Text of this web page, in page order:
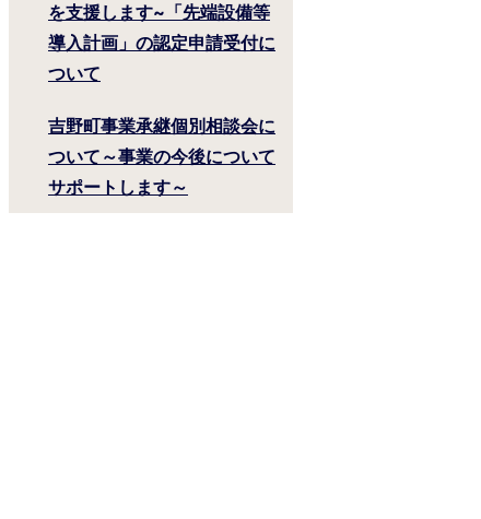
を支援します~「先端設備等
導入計画」の認定申請受付に
ついて
吉野町事業承継個別相談会に
ついて～事業の今後について
サポートします～